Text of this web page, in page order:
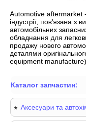
Automotive aftermarket
індустрії, пов'язана з
автомобільних
обладнання для
продажу нового
деталями
equipment manufacture).
Каталог запчастин:
Аксесуари та